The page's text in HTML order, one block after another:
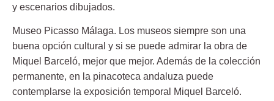
y escenarios dibujados.
Museo Picasso Málaga. Los museos siempre son una
buena opción cultural y si se puede admirar la obra de
Miquel Barceló, mejor que mejor. Además de la colección
permanente, en la pinacoteca andaluza puede
contemplarse la exposición temporal Miquel Barceló.